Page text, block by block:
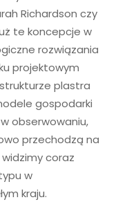
Richardson czy
te koncepcje w
rozwiązania
projektowym
plastra
gospodarki
obserwowaniu,
przechodzą na
coraz
w
kraju.